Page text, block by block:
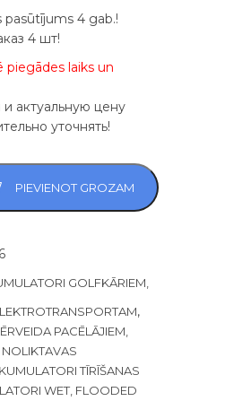
pasūtījums 4 gab.!
4 шт!
piegādes laiks un
актуальную цену
уточнять!
PIEVIENOT GROZAM
GOLFKĀRIEM,
,
PACĒLĀJIEM,
TĪRĪŠANAS
WET, FLOODED